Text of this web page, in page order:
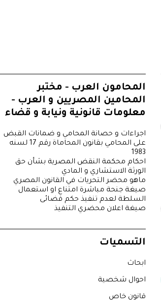
المحامون العرب - مختبر
المحامين المصريين و العرب -
معلومات قانونية ونيابة و قضاء
اجراءات و حصانة المحامي و ضمانات القبض
على المحامي بقانون المحاماة رقم 17 لسنه
1983
احكام محكمة النقض المصرية بشأن حق
الورثة الاستشاري و المادي
ماهو محضر التحريات في القانون المصري
صيغة جنحة مباشرة امتناع او استعمال
السلطة لعدم تنفيذ حكم قضائى
صيغة اعلان محضري التنفيذ
التسميات
ابحاث
احوال شخصية
قانون خاص